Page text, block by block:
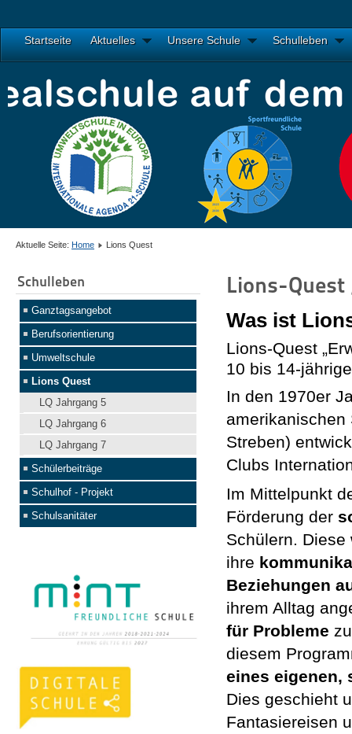
Startseite Aktuelles Unsere Schule Schulleben
Aktuelle Seite: Home Lions Quest
Schulleben
Ganztagsangebot
Berufsorientierung
Umweltschule
Lions Quest
LQ Jahrgang 5
LQ Jahrgang 6
LQ Jahrgang 7
Schülerbeiträge
Schulhof - Projekt
Schulsanitäter
Lions-Quest
Was ist
Lions-Quest
10 bis 14-
In den 1970er
amerikanischen
Streben)
Clubs
Im Mittelpunkt
Förderung der
Schülern.
ihre
Beziehungen
ihrem Alltag
für Probleme
diesem
eines eigenen,
Dies geschieht
Fantasiereisen